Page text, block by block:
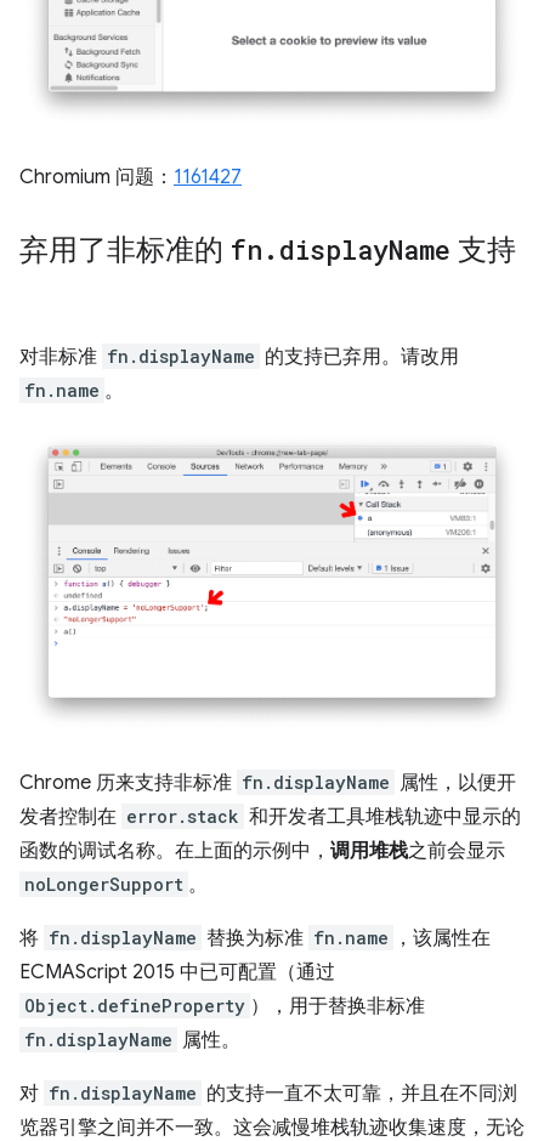
Chromium 问题： 1161427
弃用了非标准的 fn . displayName 支持
对非标准 fn.displayName 的支持已弃用。请改用
fn.name 。
Chrome 历来支持非标准 fn.displayName 属性，以便开
发者控制在 error.stack 和开发者工具堆栈轨迹中显示的
函数的调试名称。在上面的示例中， 调用堆栈之前会显示
noLongerSupport 。
将 fn.displayName 替换为标准 fn.name
，该属性在
ECMAScript 2015 中已可配置（通过
Object.defineProperty ），用于替换非标准
fn.displayName 属性。
对 fn.displayName 的支持一直不太可靠，并且在不同浏
览器引擎之间并不一致。这会减慢堆栈轨迹收集速度，无论